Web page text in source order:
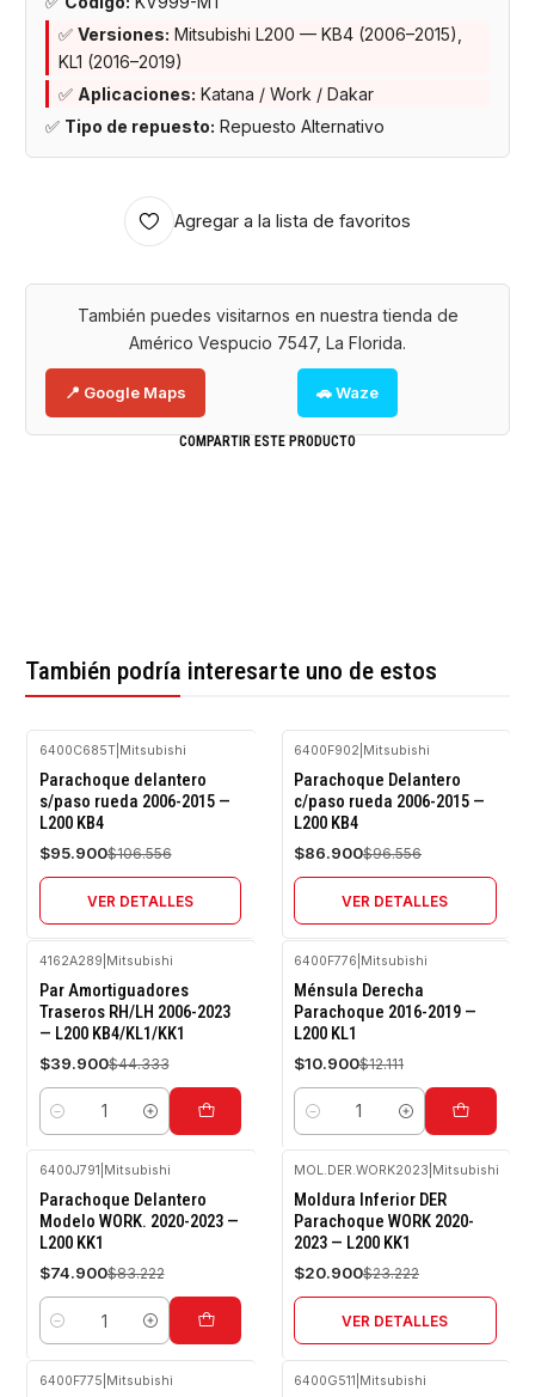
✅ Versiones: Mitsubishi L200 — KB4 (2006–2015),
KL1 (2016–2019)
✅ Aplicaciones: Katana / Work / Dakar
✅ Tipo de repuesto: Repuesto Alternativo
Agregar a la lista de favoritos
También puedes visitarnos en nuestra tienda de
Américo Vespucio 7547, La Florida.
📍 Google Maps 🚗 Waze
COMPARTIR ESTE PRODUCTO
También podría interesarte uno de estos
-10%
OFF
Agotado
6400C685T| Mitsubishi
Parachoque delantero
s/paso rueda 2006-2015 —
L200 KB4
$95.900$106.556
VER DETALLES
-10%
OFF
Agotado
6400F902 Mitsubishi
Parachoque Delantero
c/paso rueda 2006-2015 —
L200 KB4
$86.900$96.556
VER DETALLES
-10%
OFF
4162A289 Mitsubishi
Par Amortiguadores
Traseros RH/LH 2006-2023
— L200 KB4/KL1/KK1
$39.900$44.333
Cantidad
-10%
OFF
6400F776 Mitsubishi
Ménsula Derecha
Parachoque 2016-2019 —
L200 KL1
$10.900$12.111
Cantidad
-10%
OFF
6400J791 Mitsubishi
Parachoque Delantero
Modelo WORK. 2020-2023 —
L200 KK1
$74.900$83.222
Cantidad
-10%
OFF
Agotado
MOL.DER.WORK2023 Mitsubishi
Moldura Inferior DER
Parachoque WORK 2020-
2023 — L200 KK1
$20.900$23.222
VER DETALLES
6400F775 Mitsubishi 6400G511 Mitsubishi